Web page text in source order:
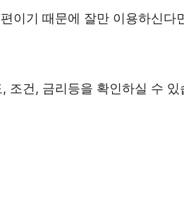
이기 때문에 잘만 이용하신다
조건, 금리등을 확인하실 수 있